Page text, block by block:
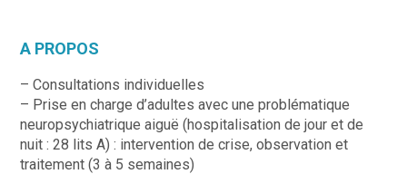
A PROPOS
– Consultations individuelles
– Prise en charge d’adultes avec une problématique
neuropsychiatrique aiguë (hospitalisation de jour et de
nuit : 28 lits A) : intervention de crise, observation et
traitement (3 à 5 semaines)